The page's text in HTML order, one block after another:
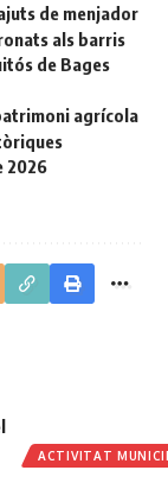
de menjador
als barris
de Bages
agrícola
2026
ACTIVITAT